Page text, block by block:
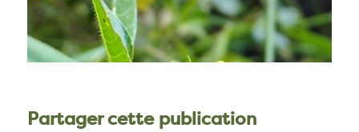
Partager cette publication